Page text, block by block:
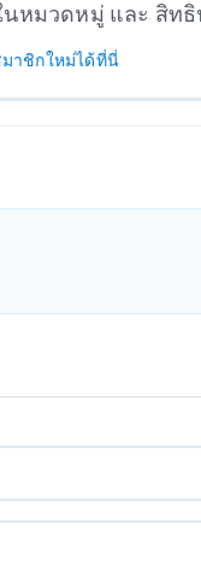
หมวดหมู่ และ สิท
มาชิกใหม่ได้ที่นี่